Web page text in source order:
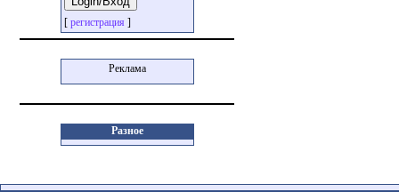
[ регистрация ]
Реклама
Разное